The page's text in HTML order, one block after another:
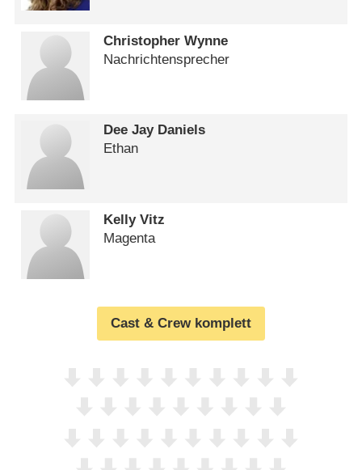
Christopher Wynne
Nachrichtensprecher
Dee Jay Daniels
Ethan
Kelly Vitz
Magenta
Cast & Crew komplett